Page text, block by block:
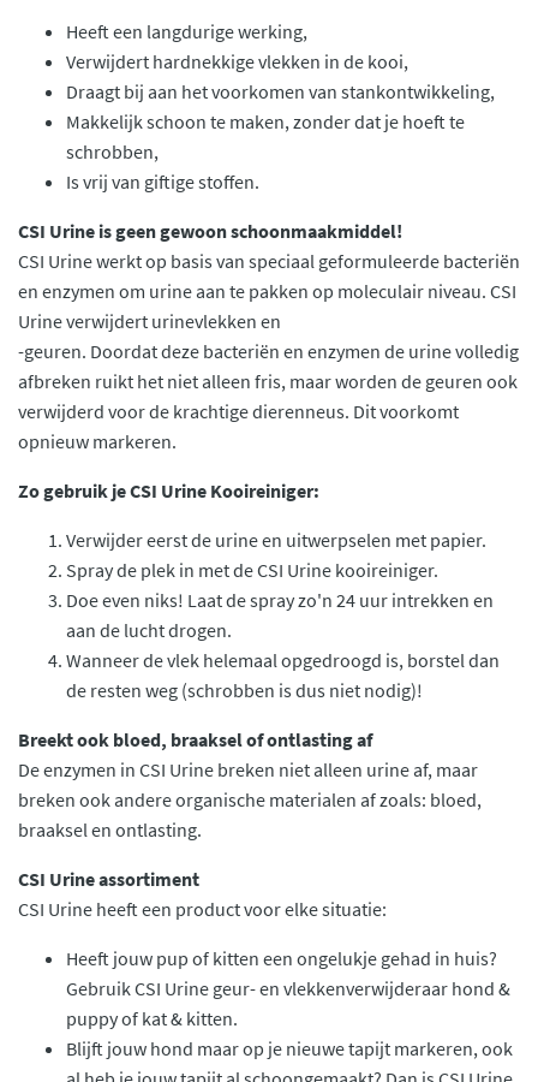
Heeft een langdurige werking,
Verwijdert hardnekkige vlekken in de kooi,
Draagt bij aan het voorkomen van stankontwikkeling,
Makkelijk schoon te maken, zonder dat je hoeft te
schrobben,
Is vrij van giftige stoffen.
CSI Urine is geen gewoon schoonmaakmiddel!
CSI Urine werkt op basis van speciaal geformuleerde bacteriën
en enzymen om urine aan te pakken op moleculair niveau. CSI
Urine verwijdert urinevlekken en
-geuren. Doordat deze bacteriën en enzymen de urine volledig
afbreken ruikt het niet alleen fris, maar worden de geuren ook
verwijderd voor de krachtige dierenneus. Dit voorkomt
opnieuw markeren.
Zo gebruik je CSI Urine Kooireiniger:
Verwijder eerst de urine en uitwerpselen met papier.
Spray de plek in met de CSI Urine kooireiniger.
Doe even niks! Laat de spray zo'n 24 uur intrekken en
aan de lucht drogen.
Wanneer de vlek helemaal opgedroogd is, borstel dan
de resten weg (schrobben is dus niet nodig)!
Breekt ook bloed, braaksel of ontlasting af
De enzymen in CSI Urine breken niet alleen urine af, maar
breken ook andere organische materialen af zoals: bloed,
braaksel en ontlasting.
CSI Urine assortiment
CSI Urine heeft een product voor elke situatie:
Heeft jouw pup of kitten een ongelukje gehad in huis?
Gebruik CSI Urine geur- en vlekkenverwijderaar hond &
puppy of kat & kitten.
Blijft jouw hond maar op je nieuwe tapijt markeren, ook